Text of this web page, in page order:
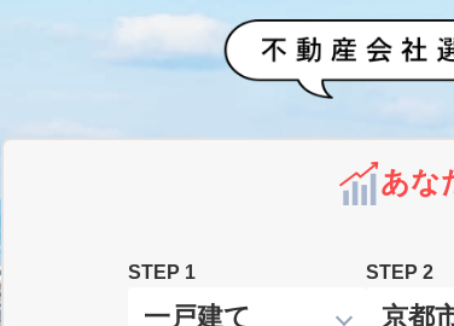
あな
STEP 1 STEP 2